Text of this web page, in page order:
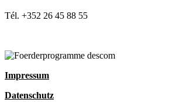
Tél. +352 26 45 88 55
Impressum
Datenschutz